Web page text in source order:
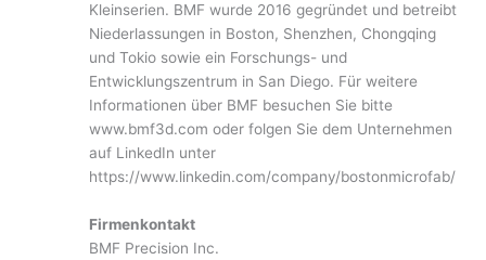
Kleinserien. BMF wurde 2016 gegründet und betreibt
Niederlassungen in Boston, Shenzhen, Chongqing
und Tokio sowie ein Forschungs- und
Entwicklungszentrum in San Diego. Für weitere
Informationen über BMF besuchen Sie bitte
www.bmf3d.com oder folgen Sie dem Unternehmen
auf LinkedIn unter
https://www.linkedin.com/company/bostonmicrofab/
Firmenkontakt
BMF Precision Inc.